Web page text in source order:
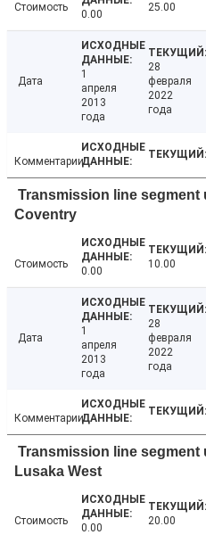
Стоимость
0.00
25.00
Дата
1
апреля
2013
года
28
февраля
2022
года
Комментарии
Transmission line segment
Coventry
Стоимость
0.00
10.00
Дата
1
апреля
2013
года
28
февраля
2022
года
Комментарии
Transmission line segment
Lusaka West
Стоимость
0.00
20.00